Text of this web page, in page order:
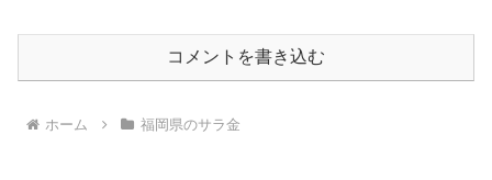
コメントを書き込む
ホーム 福岡県のサラ金